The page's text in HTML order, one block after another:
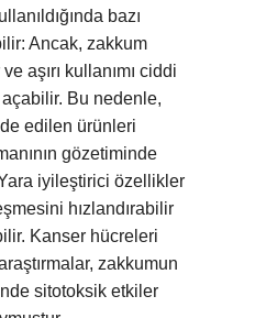
bazı
Ancak, zakkum
aşırı kullanımı ciddi
açabilir. Bu nedenle,
edilen ürünleri
gözetiminde
iyileştirici özellikler
hızlandırabilir
Kanser hücreleri
zakkumun
sitotoksik etkiler